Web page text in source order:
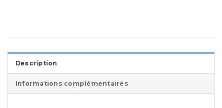
Description
Informations complémentaires